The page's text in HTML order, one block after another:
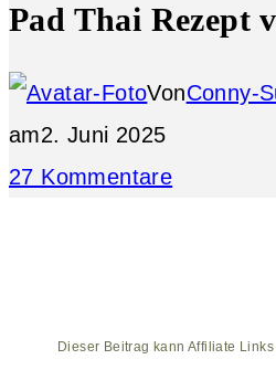
Pad Thai Rezept
VonConny-
am2. Juni 2025
27 Kommentare
Dieser Beitrag kann Affiliate